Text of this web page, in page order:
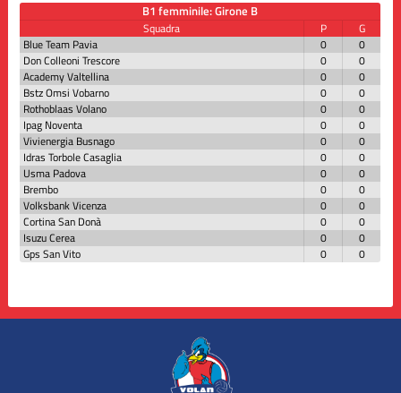
B1 femminile: Girone B
Squadra P
G
Blue Team Pavia
0
0
Don Colleoni Trescore
0
0
Academy Valtellina
0
0
Bstz Omsi Vobarno
0
0
Rothoblaas Volano
0
0
Ipag Noventa
0
0
Vivienergia Busnago
0
0
Idras Torbole Casaglia
0
0
Usma Padova
0
0
Brembo
0
0
Volksbank Vicenza
0
0
Cortina San Donà
0
0
Isuzu Cerea
0
0
Gps San Vito
0 0